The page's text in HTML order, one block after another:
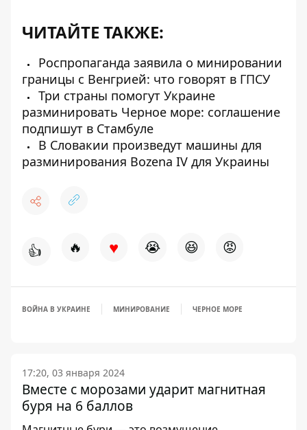
ЧИТАЙТЕ ТАКЖЕ:
Роспропаганда заявила о минировании
границы с Венгрией: что говорят в ГПСУ
Три страны помогут Украине
разминировать Черное море: соглашение
подпишут в Стамбуле
В Словакии произведут машины для
разминирования Bozena IV для Украины
👍 🔥 ♥ 😭 😆 😡
ВОЙНА В УКРАИНЕ МИНИРОВАНИЕ ЧЕРНОЕ МОРЕ
17:20, 03 января 2024
Вместе с морозами ударит магнитная
буря на 6 баллов